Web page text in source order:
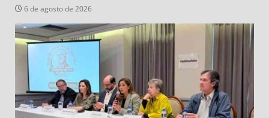
6 de agosto de 2026